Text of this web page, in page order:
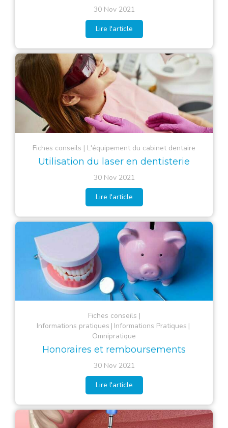
30 Nov 2021
Lire l'article
Fiches conseils L'équipement du cabinet dentaire
Utilisation du laser en dentisterie
30 Nov 2021
Lire l'article
Fiches conseils
Informations pratiques Informations Pratiques
Omnipratique
Honoraires et remboursements
30 Nov 2021
Lire l'article